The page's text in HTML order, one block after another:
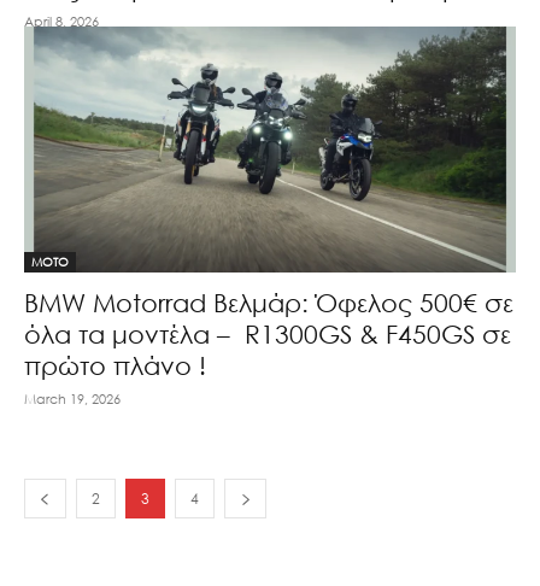
April 8, 2026
MOTO
BMW Motorrad Βελμάρ: Όφελος 500€ σε
όλα τα μοντέλα – R1300GS & F450GS σε
πρώτο πλάνο !
March 19, 2026
2 3 4